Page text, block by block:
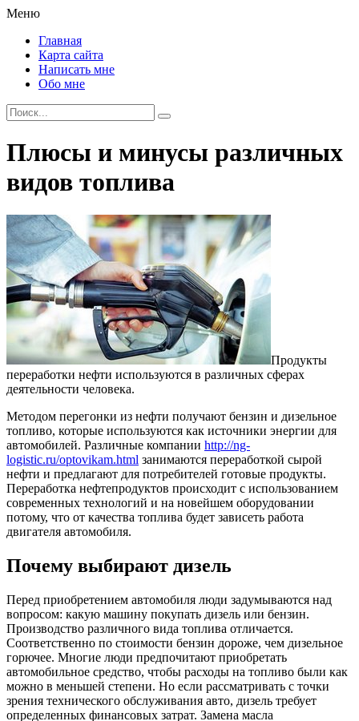
Меню
Главная
Карта сайта
Написать мне
Обо мне
Плюсы и минусы различных
видов топлива
Продукты
переработки нефти используются в различных сферах
деятельности человека.
Методом перегонки из нефти получают бензин и дизельное
топливо, которые используются как источники энергии для
автомобилей. Различные компании http://ng-
logistic.ru/optovikam.html занимаются переработкой сырой
нефти и предлагают для потребителей готовые продукты.
Переработка нефтепродуктов происходит с использованием
современных технологий и на новейшем оборудовании
потому, что от качества топлива будет зависеть работа
двигателя автомобиля.
Почему выбирают дизель
Перед приобретением автомобиля люди задумываются над
вопросом: какую машину покупать дизель или бензин.
Производство различного вида топлива отличается.
Соответственно по стоимости бензин дороже, чем дизельное
горючее. Многие люди предпочитают приобретать
автомобильное средство, чтобы расходы на топливо были как
можно в меньшей степени. Но если рассматривать с точки
зрения технического обслуживания авто, дизель требует
определенных финансовых затрат. Замена масла